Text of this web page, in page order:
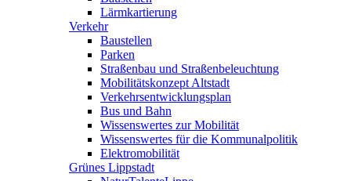
Lärmkartierung
Verkehr
Baustellen
Parken
Straßenbau und Straßenbeleuchtung
Mobilitätskonzept Altstadt
Verkehrsentwicklungsplan
Bus und Bahn
Wissenswertes zur Mobilität
Wissenswertes für die Kommunalpolitik
Elektromobilität
Grünes Lippstadt